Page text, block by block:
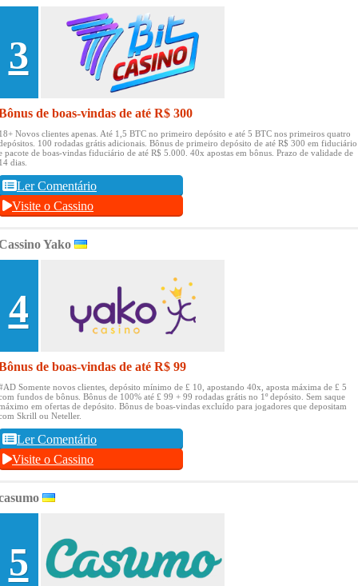
3
de boas-vindas de até R$ 300
Novos clientes apenas. Até 1,5 BTC no primeiro depósito e até 5 BTC nos primeiros quatro
100 rodadas grátis adicionais. Bônus de primeiro depósito de até R$ 300 em fiduciário
pacote de boas-vindas fiduciário de até R$ 5.000. 40x apostas em bônus. Prazo de validade de
dias.
Ler Comentário
Visite o Cassino
Yako
4
de boas-vindas de até R$ 99
Somente novos clientes, depósito mínimo de £ 10, apostando 40x, aposta máxima de £ 5
fundos de bônus. Bônus de 100% até £ 99 + 99 rodadas grátis no 1º depósito. Sem saque
em ofertas de depósito. Bônus de boas-vindas excluído para jogadores que depositam
Skrill ou Neteller.
Ler Comentário
Visite o Cassino
5